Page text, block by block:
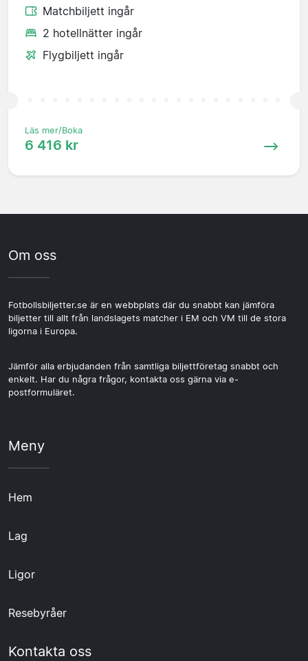
Matchbiljett ingår
2 hotellnätter ingår
Flygbiljett ingår
Läs mer/Boka
6 416 kr
Om oss
Fotbollsbiljetter.se är en webbplats där du snabbt kan jämföra
biljetter till allt från landslagets matcher i EM och VM till de stora
ligorna i Europa.
Jämför alla erbjudanden från samtliga biljettföretag snabbt och
enkelt. Har du några frågor, kontakta oss gärna via e-
postformuläret.
Meny
Hem
Lag
Ligor
Resebyråer
Kontakta oss